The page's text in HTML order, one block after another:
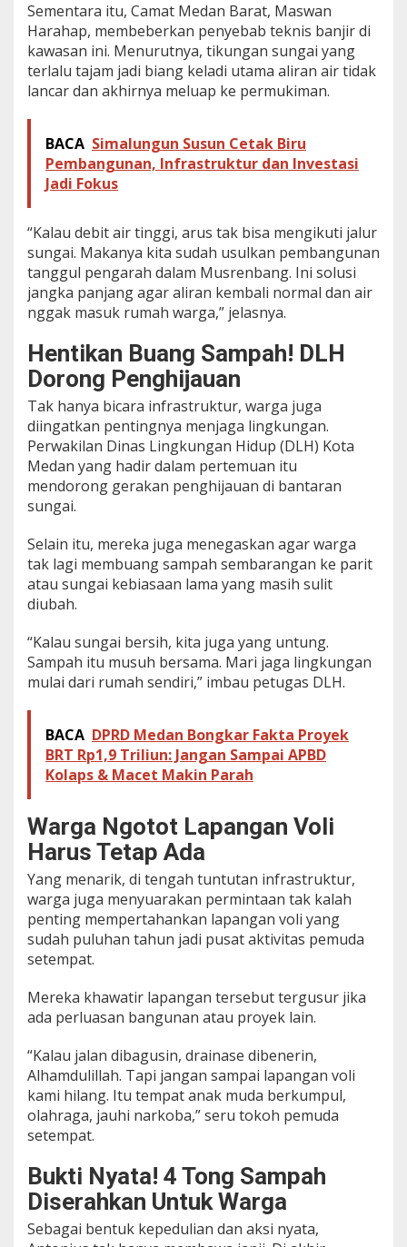
Sementara itu, Camat Medan Barat, Maswan
Harahap, membeberkan penyebab teknis banjir di
kawasan ini. Menurutnya, tikungan sungai yang
terlalu tajam jadi biang keladi utama aliran air tidak
lancar dan akhirnya meluap ke permukiman.
BACA Simalungun Susun Cetak Biru
Pembangunan, Infrastruktur dan Investasi
Jadi Fokus
“Kalau debit air tinggi, arus tak bisa mengikuti jalur
sungai. Makanya kita sudah usulkan pembangunan
tanggul pengarah dalam Musrenbang. Ini solusi
jangka panjang agar aliran kembali normal dan air
nggak masuk rumah warga,” jelasnya.
Hentikan Buang Sampah! DLH
Dorong Penghijauan
Tak hanya bicara infrastruktur, warga juga
diingatkan pentingnya menjaga lingkungan.
Perwakilan Dinas Lingkungan Hidup (DLH) Kota
Medan yang hadir dalam pertemuan itu
mendorong gerakan penghijauan di bantaran
sungai.
Selain itu, mereka juga menegaskan agar warga
tak lagi membuang sampah sembarangan ke parit
atau sungai kebiasaan lama yang masih sulit
diubah.
“Kalau sungai bersih, kita juga yang untung.
Sampah itu musuh bersama. Mari jaga lingkungan
mulai dari rumah sendiri,” imbau petugas DLH.
BACA DPRD Medan Bongkar Fakta Proyek
BRT Rp1,9 Triliun: Jangan Sampai APBD
Kolaps & Macet Makin Parah
Warga Ngotot Lapangan Voli
Harus Tetap Ada
Yang menarik, di tengah tuntutan infrastruktur,
warga juga menyuarakan permintaan tak kalah
penting mempertahankan lapangan voli yang
sudah puluhan tahun jadi pusat aktivitas pemuda
setempat.
Mereka khawatir lapangan tersebut tergusur jika
ada perluasan bangunan atau proyek lain.
“Kalau jalan dibagusin, drainase dibenerin,
Alhamdulillah. Tapi jangan sampai lapangan voli
kami hilang. Itu tempat anak muda berkumpul,
olahraga, jauhi narkoba,” seru tokoh pemuda
setempat.
Bukti Nyata! 4 Tong Sampah
Diserahkan Untuk Warga
Sebagai bentuk kepedulian dan aksi nyata,